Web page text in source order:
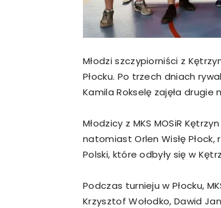
Młodzi szczypiorniści z
Płocku. Po trzech dniach
Kamila Rokselę zajęła drugie
Młodzicy z MKS MOSiR
natomiast Orlen Wisłę
Polski, które odbyły się w
Podczas turnieju w Płocku,
Krzysztof Wołodko, Dawid